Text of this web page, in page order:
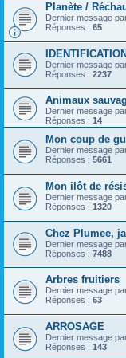
Planète /
Dernier message
Réponses : 65
Dernier message
Réponses : 2237
Animaux
Dernier message
Réponses : 14
Mon coup de
Dernier message
Réponses : 5661
Mon ilôt de
Dernier message
Réponses : 1320
Chez Plumee,
Dernier message
Réponses : 7488
Arbres fruitiers
Dernier message
Réponses : 63
ARROSAGE
Dernier message
Réponses : 143